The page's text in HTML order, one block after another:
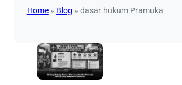
Home» Blog » dasar hukum Pramuka